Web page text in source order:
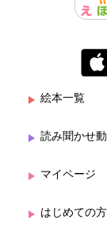
絵本一覧
読み聞かせ
マイページ
はじめての